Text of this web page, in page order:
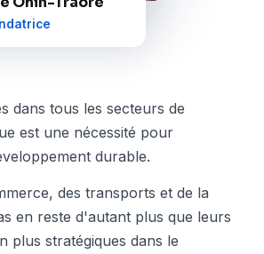
dans tous les secteurs de
est une nécessité pour
durable.
des transports et de la
en reste d'autant plus que leurs
plus stratégiques dans le